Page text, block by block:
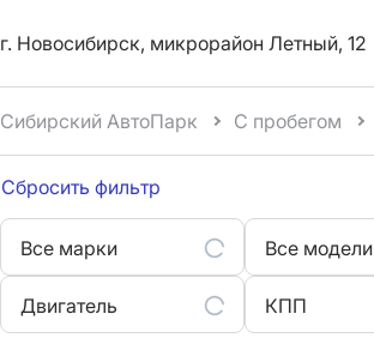
г. Новосибирск, микрорайон Летный, 12
Сибирский АвтоПарк С пробегом
Сбросить фильтр
Все марки Все модели
Двигатель КПП